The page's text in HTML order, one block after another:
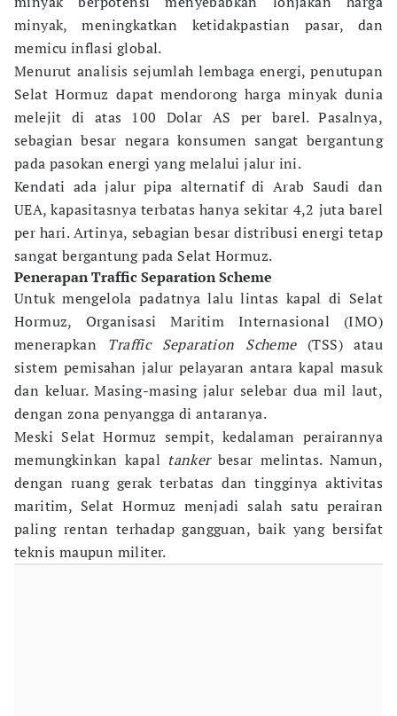
minyak, meningkatkan ketidakpastian pasar, dan
memicu inflasi global.
Menurut analisis sejumlah lembaga energi, penutupan
Selat Hormuz dapat mendorong harga minyak dunia
melejit di atas 100 Dolar AS per barel. Pasalnya,
sebagian besar negara konsumen sangat bergantung
pada pasokan energi yang melalui jalur ini.
Kendati ada jalur pipa alternatif di Arab Saudi dan
UEA, kapasitasnya terbatas hanya sekitar 4,2 juta barel
per hari. Artinya, sebagian besar distribusi energi tetap
sangat bergantung pada Selat Hormuz.
Penerapan Traffic Separation Scheme
Untuk mengelola padatnya lalu lintas kapal di Selat
Hormuz, Organisasi Maritim Internasional (IMO)
menerapkan Traffic Separation Scheme (TSS) atau
sistem pemisahan jalur pelayaran antara kapal masuk
dan keluar. Masing-masing jalur selebar dua mil laut,
dengan zona penyangga di antaranya.
Meski Selat Hormuz sempit, kedalaman perairannya
memungkinkan kapal tanker besar melintas. Namun,
dengan ruang gerak terbatas dan tingginya aktivitas
maritim, Selat Hormuz menjadi salah satu perairan
paling rentan terhadap gangguan, baik yang bersifat
teknis maupun militer.